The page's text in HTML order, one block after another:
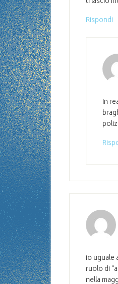
Rispondi
In
io uguale
ruolo di
nella